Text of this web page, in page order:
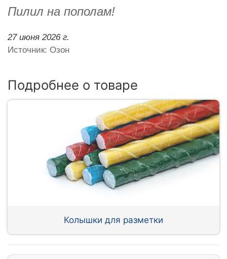
Пилил на пополам!
27 июня 2026 г.
Источник: Озон
Подробнее о товаре
Колышки для разметки